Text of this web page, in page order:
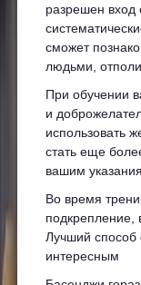
разрешен вход
сможет
людьми,
При обучении
и
использовать
стать еще
вашим
Во время
подкрепление,
Лучший способ
интересным